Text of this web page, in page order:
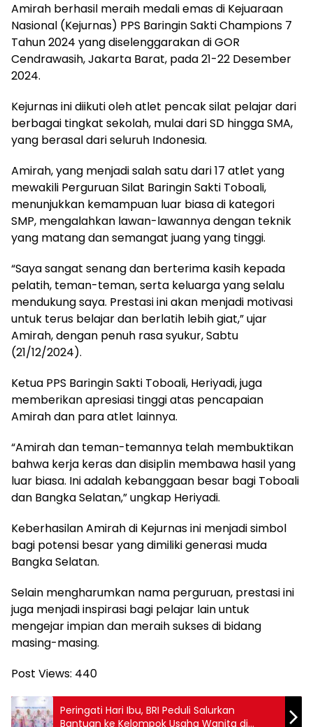
Amirah berhasil meraih medali emas di Kejuaraan
Nasional (Kejurnas) PPS Baringin Sakti Champions 7
Tahun 2024 yang diselenggarakan di GOR
Cendrawasih, Jakarta Barat, pada 21-22 Desember
2024.
Kejurnas ini diikuti oleh atlet pencak silat pelajar dari
berbagai tingkat sekolah, mulai dari SD hingga SMA,
yang berasal dari seluruh Indonesia.
Amirah, yang menjadi salah satu dari 17 atlet yang
mewakili Perguruan Silat Baringin Sakti Toboali,
menunjukkan kemampuan luar biasa di kategori
SMP, mengalahkan lawan-lawannya dengan teknik
yang matang dan semangat juang yang tinggi.
“Saya sangat senang dan berterima kasih kepada
pelatih, teman-teman, serta keluarga yang selalu
mendukung saya. Prestasi ini akan menjadi motivasi
untuk terus belajar dan berlatih lebih giat,” ujar
Amirah, dengan penuh rasa syukur, Sabtu
(21/12/2024).
Ketua PPS Baringin Sakti Toboali, Heriyadi, juga
memberikan apresiasi tinggi atas pencapaian
Amirah dan para atlet lainnya.
“Amirah dan teman-temannya telah membuktikan
bahwa kerja keras dan disiplin membawa hasil yang
luar biasa. Ini adalah kebanggaan besar bagi Toboali
dan Bangka Selatan,” ungkap Heriyadi.
Keberhasilan Amirah di Kejurnas ini menjadi simbol
bagi potensi besar yang dimiliki generasi muda
Bangka Selatan.
Selain mengharumkan nama perguruan, prestasi ini
juga menjadi inspirasi bagi pelajar lain untuk
mengejar impian dan meraih sukses di bidang
masing-masing.
Post Views: 440
Peringati Hari Ibu, BRI Peduli Salurkan
Bantuan ke Kelompok Usaha Wanita di